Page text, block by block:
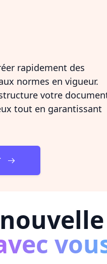
rapidement des
normes en vigueur.
votre
tout en garantissant